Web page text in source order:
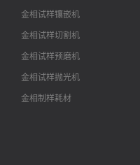
金相试样镶嵌机
金相试样切割机
金相试样预磨机
金相试样抛光机
金相制样耗材